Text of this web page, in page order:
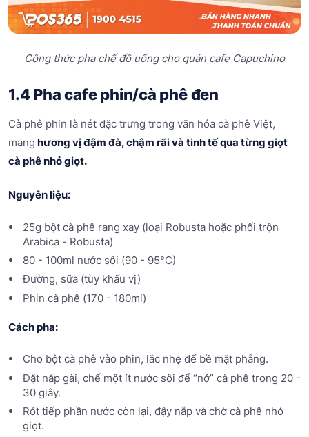
Công thức pha chế đồ uống cho quán cafe Capuchino
1.4 Pha cafe phin/cà phê đen
Cà phê phin là nét đặc trưng trong văn hóa cà phê Việt,
mang hương vị đậm đà, chậm rãi và tinh tế qua từng giọt
cà phê nhỏ giọt.
Nguyên liệu:
25g bột cà phê rang xay (loại Robusta hoặc phối trộn
Arabica - Robusta)
80 - 100ml nước sôi (90 - 95°C)
Đường, sữa (tùy khẩu vị)
Phin cà phê (170 - 180ml)
Cách pha:
Cho bột cà phê vào phin, lắc nhẹ để bề mặt phẳng.
Đặt nắp gài, chế một ít nước sôi để “nở” cà phê trong 20 -
30 giây.
Rót tiếp phần nước còn lại, đậy nắp và chờ cà phê nhỏ
giọt.